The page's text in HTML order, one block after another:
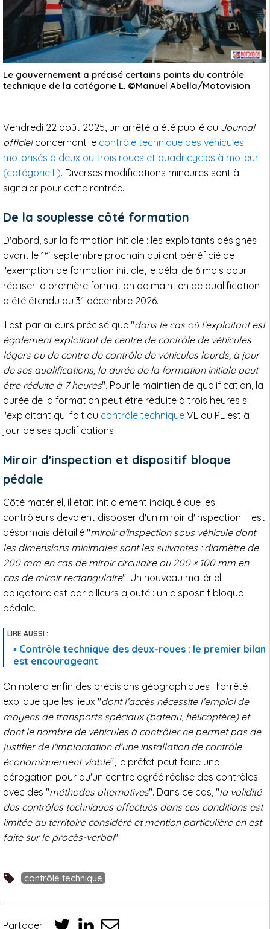
Le gouvernement a précisé certains points du contrôle
technique de la catégorie L. ©Manuel Abella/Motovision
Vendredi 22 août 2025, un arrêté a été publié au Journal
officielconcernant le contrôle technique des véhicules
motorisés à deux ou trois roues et quadricycles à moteur
(catégorie L). Diverses modifications mineures sont à
signaler pour cette rentrée.
De la souplesse côté formation
D'abord, sur la formation initiale : les exploitants désignés
avant le 1er septembre prochain qui ont bénéficié de
l'exemption de formation initiale, le délai de 6 mois pour
réaliser la première formation de maintien de qualification
a été étendu au 31 décembre 2026.
Il est par ailleurs précisé que "dans le cas où l'exploitant est
également exploitant de centre de contrôle de véhicules
légers ou de centre de contrôle de véhicules lourds, à jour
de ses qualifications, la durée de la formation initiale peut
être réduite à 7 heures". Pour le maintien de qualification, la
durée de la formation peut être réduite à trois heures si
l'exploitant qui fait du contrôle technique VL ou PL est à
jour de ses qualifications.
Miroir d'inspection et dispositif bloque
pédale
Côté matériel, il était initialement indiqué que les
contrôleurs devaient disposer d'un miroir d'inspection. Il est
désormais détaillé "miroir d'inspection sous véhicule dont
les dimensions minimales sont les suivantes : diamètre de
200 mm en cas de miroir circulaire ou 200 × 100 mm en
cas de miroir rectangulaire". Un nouveau matériel
obligatoire est par ailleurs ajouté : un dispositif bloque
pédale.
Contrôle technique des deux-roues : le premier bilan
est encourageant
On notera enfin des précisions géographiques : l'arrêté
explique que les lieux "dont l'accès nécessite l'emploi de
moyens de transports spéciaux (bateau, hélicoptère) et
dont le nombre de véhicules à contrôler ne permet pas de
justifier de l'implantation d'une installation de contrôle
économiquement viable", le préfet peut faire une
dérogation pour qu'un centre agréé réalise des contrôles
avec des "méthodes alternatives". Dans ce cas, "la validité
des contrôles techniques effectués dans ces conditions est
limitée au territoire considéré et mention particulière en est
faite sur le procès-verbal".
contrôle technique
Partager :